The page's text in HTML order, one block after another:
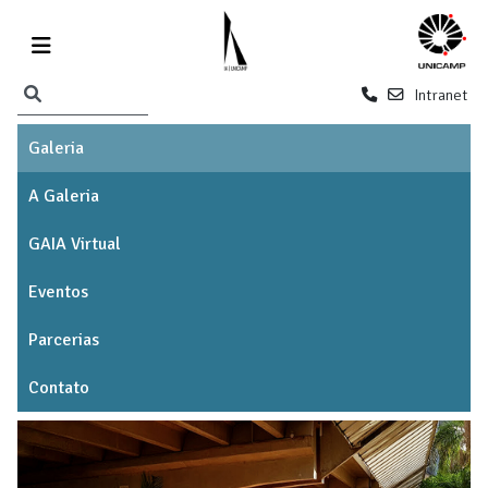
Intranet
Galeria
A Galeria
GAIA Virtual
Eventos
Parcerias
Contato